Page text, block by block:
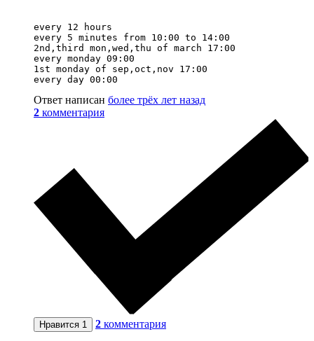
every 12 hours
every 5 minutes from 10:00 to 14:00
2nd,third mon,wed,thu of march 17:00
every monday 09:00
1st monday of sep,oct,nov 17:00
Ответ написан более трёх лет назад
2 комментария
Нравится 1 2 комментария